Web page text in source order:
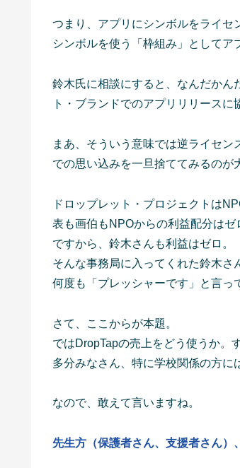
つまり、アプリにシンボルをライセ
シンボルを使う「枠組み」としてア
鈴木氏に相談にすると、なんだかん
ト・ブランドでのアプリリリースに
まあ、そういう意味では逆ライセ
での思い込みを一旦捨ててみるのが
ドロップレット・プロジェクトは
表も画伯もNPOからの利益配分はゼ
ですから、鈴木さんも利益はゼロ。
そんな事務局に入ってくれた鈴木さ
何度も「プレッシャーです」と言っ
さて、ここからが本題。
ではDropTapの売上をどう使うか。
多分みなさん、特に学校関係の方に
なので、敢えて言いますね。
先生方（保護者さん、支援者さん）